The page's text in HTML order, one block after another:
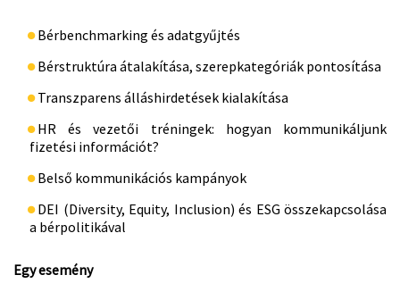
Bérbenchmarking és adatgyűjtés
Bérstruktúra átalakítása, szerepkategóriák pontosítása
Transzparens álláshirdetések kialakítása
HR és vezetői tréningek: hogyan kommunikáljunk
fizetési információt?
Belső kommunikációs kampányok
DEI (Diversity, Equity, Inclusion) és ESG összekapcsolása
a bérpolitikával
Egy esemény